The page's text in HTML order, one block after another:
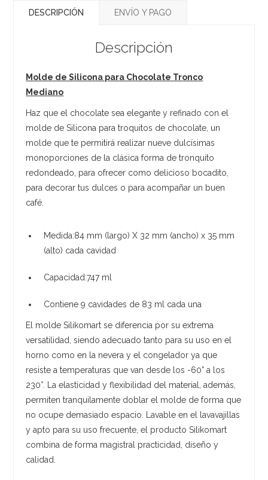
DESCRIPCIÓN ENVÍO Y PAGO
Descripción
Molde de Silicona para Chocolate Tronco
Mediano
Haz que el chocolate sea elegante y refinado con el
molde de Silicona para troquitos de chocolate, un
molde que te permitirá realizar nueve dulcísimas
monoporciones de la clásica forma de tronquito
redondeado, para ofrecer como delicioso bocadito,
para decorar tus dulces o para acompañar un buen
café.
Medida:84 mm (largo) X 32 mm (ancho) x 35 mm
(alto) cada cavidad
Capacidad:747 ml
Contiene 9 cavidades de 83 ml cada una
El molde Silikomart se diferencia por su extrema
versatilidad, siendo adecuado tanto para su uso en el
horno como en la nevera y el congelador ya que
resiste a temperaturas que van desde los -60° a los
230°. La elasticidad y flexibilidad del material, además,
permiten tranquilamente doblar el molde de forma que
no ocupe demasiado espacio. Lavable en el lavavajillas
y apto para su uso frecuente, el producto Silikomart
combina de forma magistral practicidad, diseño y
calidad.